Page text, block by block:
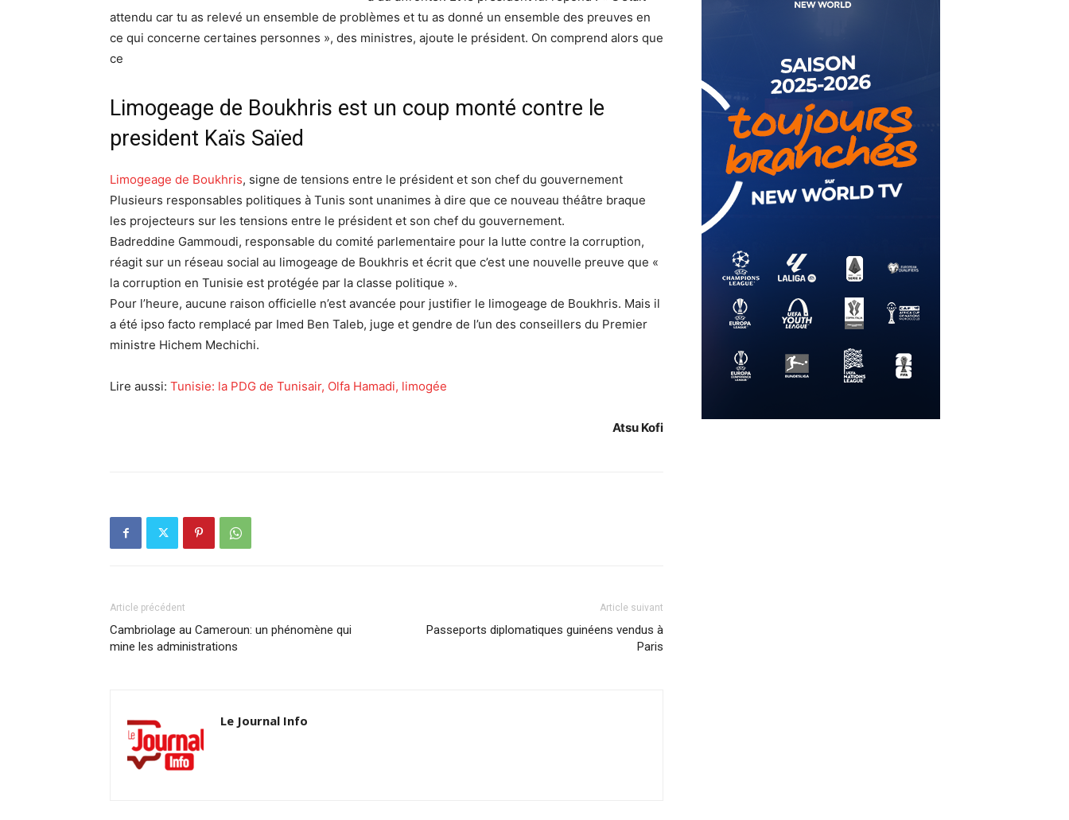
attendu car tu as relevé un ensemble de problèmes et tu as donné un ensemble des preuves en
ce qui concerne certaines personnes », des ministres, ajoute le président. On comprend alors que
ce
Limogeage de Boukhris est un coup monté contre le
president Kaïs Saïed
Limogeage de Boukhris, signe de tensions entre le président et son chef du gouvernement
Plusieurs responsables politiques à Tunis sont unanimes à dire que ce nouveau théâtre braque
les projecteurs sur les tensions entre le président et son chef du gouvernement.
Badreddine Gammoudi, responsable du comité parlementaire pour la lutte contre la corruption,
réagit sur un réseau social au limogeage de Boukhris et écrit que c’est une nouvelle preuve que «
la corruption en Tunisie est protégée par la classe politique ».
Pour l’heure, aucune raison officielle n’est avancée pour justifier le limogeage de Boukhris. Mais il
a été ipso facto remplacé par Imed Ben Taleb, juge et gendre de l’un des conseillers du Premier
ministre Hichem Mechichi.
Lire aussi: Tunisie: la PDG de Tunisair, Olfa Hamadi, limogée
Atsu Kofi
Article précédent
Cambriolage au Cameroun: un phénomène qui
mine les administrations
Article suivant
Passeports diplomatiques guinéens vendus à
Paris
Le Journal Info